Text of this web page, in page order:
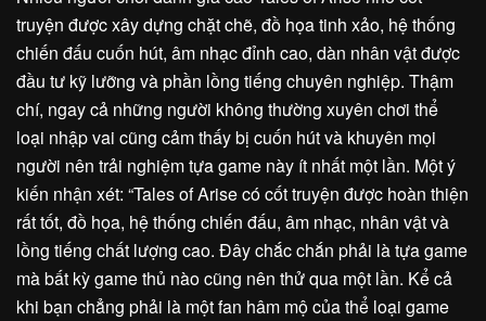
truyện được xây dựng chặt chẽ, đồ họa tinh xảo, hệ thống
chiến đấu cuốn hút, âm nhạc đỉnh cao, dàn nhân vật được
đầu tư kỹ lưỡng và phần lồng tiếng chuyên nghiệp. Thậm
chí, ngay cả những người không thường xuyên chơi thể
loại nhập vai cũng cảm thấy bị cuốn hút và khuyên mọi
người nên trải nghiệm tựa game này ít nhất một lần. Một ý
kiến nhận xét: “Tales of Arise có cốt truyện được hoàn thiện
rất tốt, đồ họa, hệ thống chiến đấu, âm nhạc, nhân vật và
lồng tiếng chất lượng cao. Đây chắc chắn phải là tựa game
mà bất kỳ game thủ nào cũng nên thử qua một lần. Kể cả
khi bạn chẳng phải là một fan hâm mộ của thể loại game